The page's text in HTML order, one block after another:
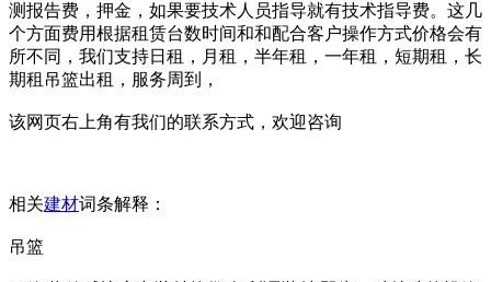
测报告费，押金，如果要技术人员指导就有技术指导费。这几
个方面费用根据租赁台数时间和和配合客户操作方式价格会有
所不同，我们支持日租，月租，半年租，一年租，短期租，长
期租吊篮出租，服务周到，
该网页右上角有我们的联系方式，欢迎咨询
相关建材词条解释：
吊篮